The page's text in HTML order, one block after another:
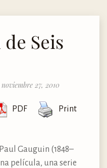
Seis
27, 2010
PDF Print
Gauguin (1848–
película, una serie